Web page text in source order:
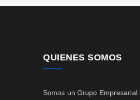
QUIENES SOMOS
Somos un Grupo Empresarial